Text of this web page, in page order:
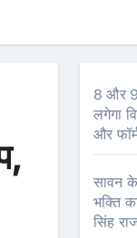
8 और 9
लगेगा
और
सावन
भक्ति
सिंह